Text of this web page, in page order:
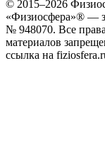
© 2015–2026
«Физиосфера»® —
№ 948070. Все
материалов
ссылка на